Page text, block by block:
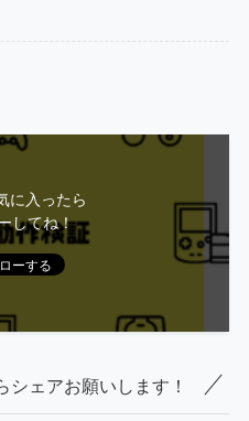
に入ったら
してね！
シェアお願いします！